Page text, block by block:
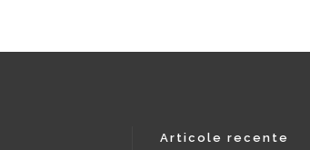
Articole recente